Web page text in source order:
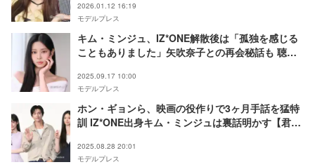
2026.01.12 16:19
モデルプレス
キム・ミンジュ、IZ*ONE解散後は「孤独を感じる
こともありました」矢吹奈子との再会秘話も 聴覚
せて」インタビュー】
2025.09.17 10:00
モデルプレス
ホン・ギョンら、映画の役作りで3ヶ月手話を猛特
訓 IZ*ONE出身キム・ミンジュは裏話明かす【君の
2025.08.28 20:01
モデルプレス